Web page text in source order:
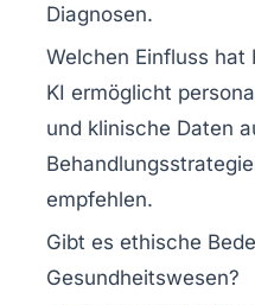
Diagnosen.
Welchen Einfluss hat
KI ermöglicht
und klinische Daten
empfehlen.
Gibt es ethische
Gesundheitswesen?